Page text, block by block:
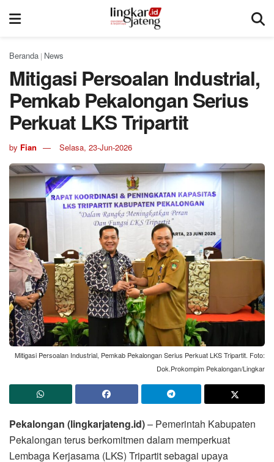
Beranda | News
Mitigasi Persoalan Industrial,
Pemkab Pekalongan Serius
Perkuat LKS Tripartit
by Fian Selasa, 23-Jun-2026
Mitigasi Persoalan Industrial, Pemkab Pekalongan Serius Perkuat LKS Tripartit. Foto:
Dok.Prokompim Pekalongan/Lingkar
Pekalongan (lingkarjateng.id)– Pemerintah Kabupaten
Pekalongan terus berkomitmen dalam memperkuat
Lembaga Kerjasama (LKS) Tripartit sebagai upaya